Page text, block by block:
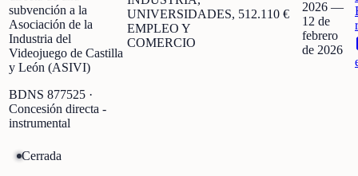
subvención a la
Asociación de la
Industria del
Videojuego de Castilla
y León (ASIVI)
BDNS 877525 ·
Concesión directa -
instrumental
UNIVERSIDADES,
EMPLEO Y
COMERCIO
512.110 €
2026 —
12 de
febrero
de 2026
Cerrada